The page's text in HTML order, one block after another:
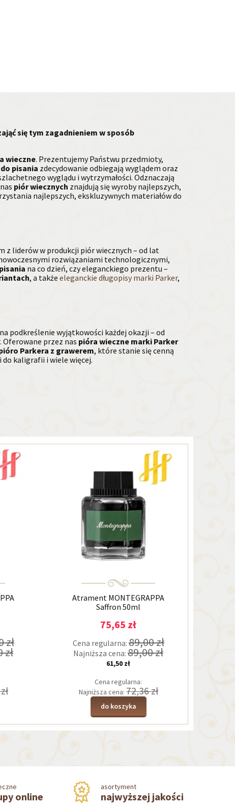
się tym zagadnieniem w sposób
wieczne. Prezentujemy Państwu przedmioty,
pisania zdecydowanie odbiegają wyglądem oraz
wyglądu i wytrzymałości. Odznaczają
piór wiecznych znajdują się wyroby najlepszych,
najlepszych, ekskluzywnych materiałów do
z liderów w produkcji piór wiecznych – od lat
rozwiązaniami technologicznymi,
na co dzień, czy eleganckiego prezentu –
, a także eleganckie długopisy marki Parker,
podkreślenie wyjątkowości każdej okazji – od
przez nas pióra wieczne marki Parker
Parkera z grawerem, które stanie się cenną
kaligrafii i wiele więcej.
zł
zł
Atrament MONTEGRAPPA
Saffron 50ml
75,65 zł
Cena regularna: 89,00 zł
Najniższa cena: 89,00 zł
61,50 zł
Cena regularna:
Najniższa cena: 72,36 zł
do koszyka
online
asortyment
najwyższej jakości